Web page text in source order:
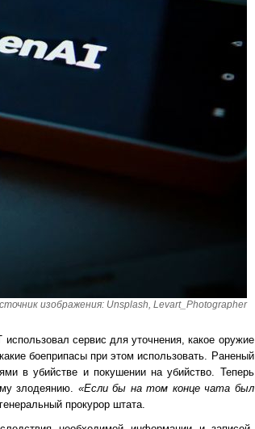
изображения: Unsplash, Levart_Photographer
сервис для уточнения, какое оружие
боеприпасы при этом использовать. Раненый
в убийстве и покушении на убийство. Теперь
злодеянию. «Если бы на том конце чата был
генеральный прокурор штата.